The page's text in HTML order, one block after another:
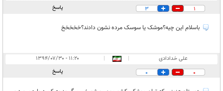
1
3 پاسخ
باسلام این چیه؟موشک یا سوسک مرده نشون دادند؟خخخخخ
علی خدادادی |
|
۱۱:۲۰ - ۱۳۹۴/۰۷/۳۰
0
0 پاسخ